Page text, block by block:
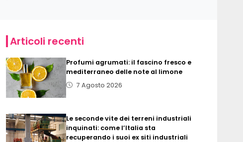
Articoli recenti
Profumi agrumati: il fascino fresco e
mediterraneo delle note al limone
7 Agosto 2026
Le seconde vite dei terreni industriali
inquinati: come l’Italia sta
recuperando i suoi ex siti industriali